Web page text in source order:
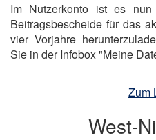
Im Nutzerkonto ist es nun
Beitragsbescheide für das
vier Vorjahre
Sie in der Infobox "Meine
Zum
West-